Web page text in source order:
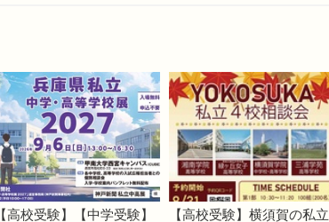
【高校受験】【中学受験】
【高校受験】横須賀の私立